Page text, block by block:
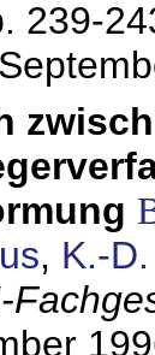
239-
, K.-